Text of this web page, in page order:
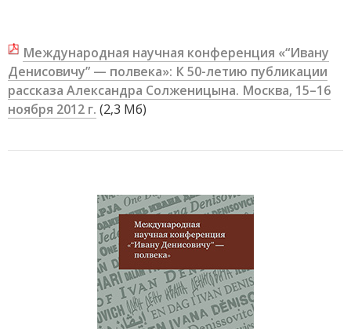
Международная научная конференция «“Ивану
Денисовичу” — полвека»: К 50-летию публикации
рассказа Александра Солженицына. Москва, 15–16
ноября 2012 г. (2,3 Мб)